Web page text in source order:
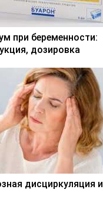
при беременности:
дозировка
дисциркуляция и